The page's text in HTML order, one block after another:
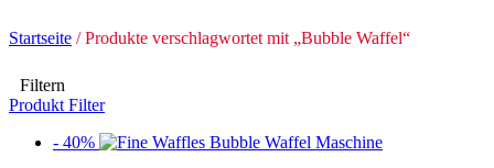
Startseite / Produkte verschlagwortet mit „Bubble Waffel“
Filtern
Produkt Filter
- 40%